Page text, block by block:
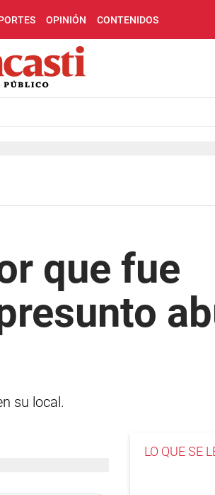
OPINIÓN CONTENIDOS
que fue
su local.
LO QUE SE